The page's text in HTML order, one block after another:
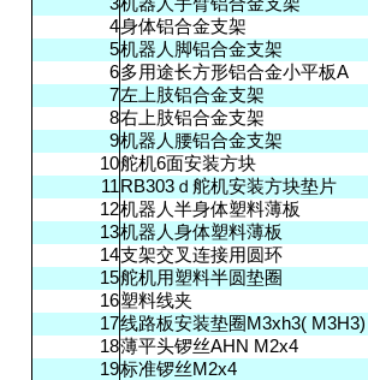
4身体铝合金支架
5机器人脚铝合金支架
6多用途长方形铝合金小平板A
7左 上肢铝合金支架
8右 上肢铝合金支架
9机器人腰铝合金支架
10舵机6面安装方块
11 RB303ｄ舵机安装方块垫片
12机器人半身体塑料薄板
13机器人身体塑料薄板
14支架交叉连接用圆环
15舵机用塑料半圆垫圈
16塑料线夹
17线路板安装垫圈 M3xh3( M3H3)
18薄平头锣丝AHN M2x4
19标准锣丝M2x4